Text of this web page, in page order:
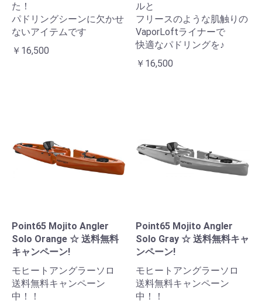
た！
パドリングシーンに欠かせ
ないアイテムです
￥16,500
ルと
フリースのような肌触りの
VaporLoftライナーで
快適なパドリングを♪
￥16,500
Point65 Mojito Angler
Solo Orange ☆ 送料無料
キャンペーン!
モヒートアングラーソロ
送料無料キャンペーン
中！！
Point65 Mojito Angler
Solo Gray ☆ 送料無料キャ
ンペーン!
モヒートアングラーソロ
送料無料キャンペーン
中！！